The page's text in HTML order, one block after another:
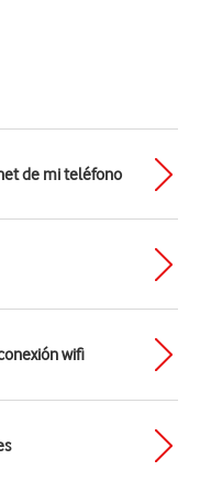
de mi teléfono
wifi